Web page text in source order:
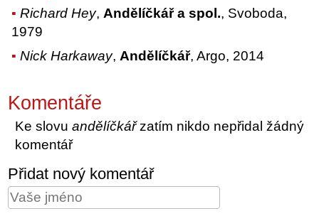
Richard Hey,Andělíčkář a spol., Svoboda,
1979
Nick Harkaway,Andělíčkář, Argo, 2014
Komentáře
Ke slovuandělíčkářzatím nikdo nepřidal žádný
komentář
Přidat nový komentář